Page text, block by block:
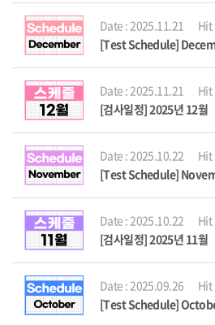
Date : 2025.11.21
Hit
[Test Schedule]
Date : 2025.11.21
Hit
[검사일정] 2025년 12월
Date : 2025.10.22
Hit
[Test Schedule]
Date : 2025.10.22
Hit
[검사일정] 2025년 11월
Date : 2025.09.26
Hit
[Test Schedule]